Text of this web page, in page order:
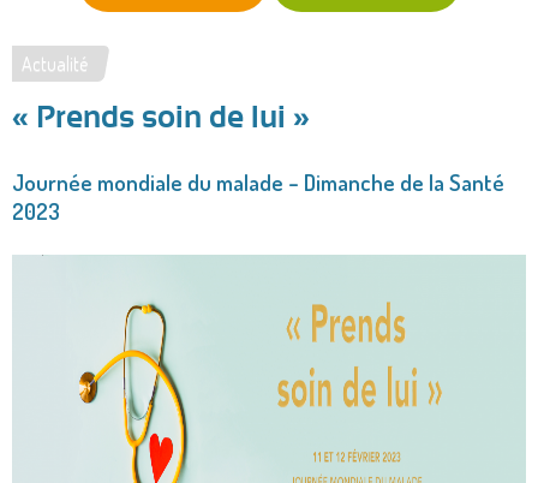
Vous
êtes
ici
Actualité
« Prends soin de lui »
Journée mondiale du malade – Dimanche de la Santé
2023